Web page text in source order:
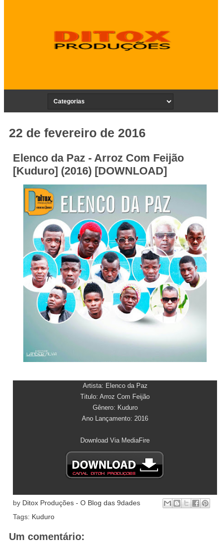
22 de fevereiro de 2016
Elenco da Paz - Arroz Com Feijão
[Kuduro] (2016) [DOWNLOAD]
Artista: Elenco da Paz
Titulo: Arroz Com Feijão
Gênero: Kuduro
Ano Lançamento: 2016
Download Via MediaFire
by Ditox Produções - O Blog das 9dades
Tags: Kuduro
Um comentário: